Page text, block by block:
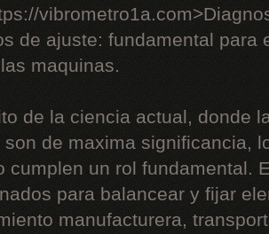
de ajuste: fundamental para
maquinas.
de la ciencia actual, donde
son de maxima significancia,
cumplen un rol fundamental.
para balancear y fijar
manufacturera,